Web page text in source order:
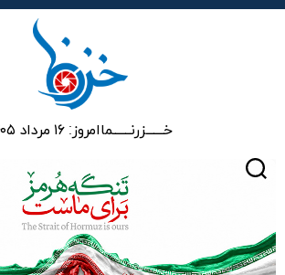
خـــــــزرنـــــــماامروز: ۱۶ مرداد ۱۴۰۵